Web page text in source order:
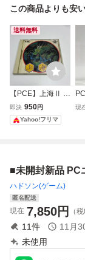
この商品よりも安
送料無料
【PCE】上海Ⅱ P
CエンジンCDロム
ロム ハドソン
HUDSON シャン
即決 950円
Yahoo!フリマ
現
■未開封新品 PC
ハドソン(ゲーム)
匿名配送
現在 7,850円 （
11件 11月
未使用